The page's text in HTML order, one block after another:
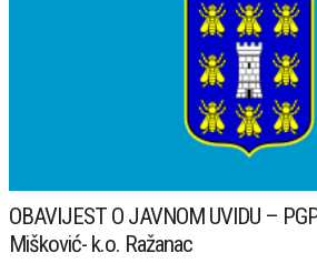
OBAVIJEST O JAVNOM UVIDU –
Mišković- k.o. Ražanac